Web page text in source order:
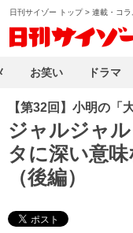
日刊サイゾー トップ> 連載・コラ
【第32回】小明の「
ジャルジャ
タに深い意味
（後編）
お笑い ドラマ